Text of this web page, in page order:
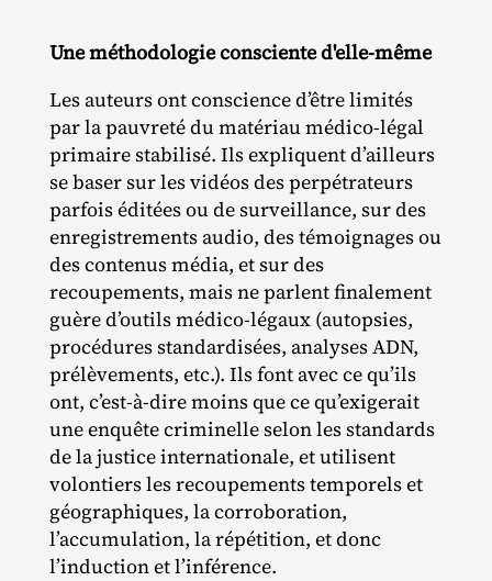
Une méthodologie consciente d'elle-même
Les auteurs ont conscience d’être limités
par la pauvreté du matériau médico‐​légal
primaire stabilisé. Ils expliquent d’ailleurs
se baser sur les vidéos des perpétrateurs
parfois éditées ou de surveillance, sur des
enregistrements audio, des témoignages ou
des contenus média, et sur des
recoupements, mais ne parlent finalement
guère d’outils médico‐​légaux (autopsies,
procédures standardisées, analyses ADN,
prélèvements, etc.). Ils font avec ce qu’ils
ont, c’est‐​à‐​dire moins que ce qu’exigerait
une enquête criminelle selon les standards
de la justice internationale, et utilisent
volontiers les recoupements temporels et
géographiques, la corroboration,
l’accumulation, la répétition, et donc
l’induction et l’inférence.